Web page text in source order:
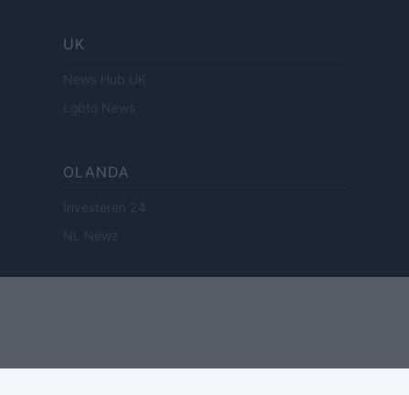
UK
News Hub UK
Lgbtq News
OLANDA
Investeren 24
NL Newz